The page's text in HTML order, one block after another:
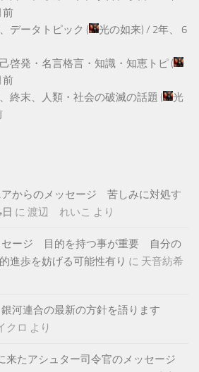
前
データトピック ( 光の如来) / 2年、 6
啓発・名言格言・知識・知恵トピ (
前
終末、人類・社会の破滅の話題 (
光
アからのメッセージ 苦しみに対処す
に 渡辺 れいこ より
セージ 目的を持つ事が重要 自分の
進歩を妨げる可能性有り に 天音紡希
銀河連合の最新の方針を語ります
クロ より
来たアシュター司令官のメッセージ